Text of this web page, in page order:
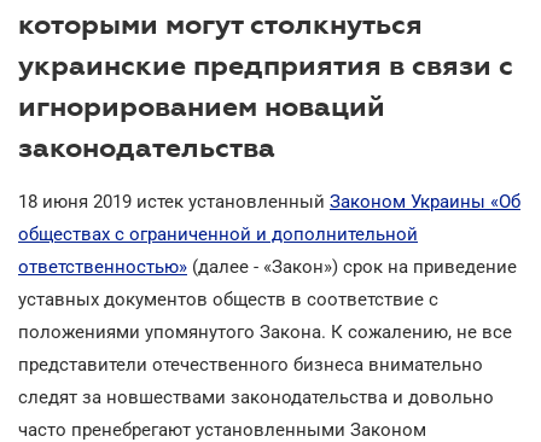
которыми могут столкнуться
украинские предприятия в связи с
игнорированием новаций
законодательства
18 июня 2019 истек установленный Законом Украины «Об
обществах с ограниченной и дополнительной
ответственностью» (далее - «Закон») срок на приведение
уставных документов обществ в соответствие с
положениями упомянутого Закона. К сожалению, не все
представители отечественного бизнеса внимательно
следят за новшествами законодательства и довольно
часто пренебрегают установленными Законом